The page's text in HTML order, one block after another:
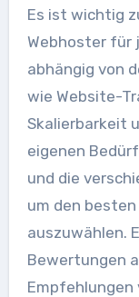
Es ist wichtig
Webhoster für
abhängig von
wie Website-
Skalierbarkeit
eigenen
und die
um den
auszuwählen.
Bewertungen
Empfehlungen